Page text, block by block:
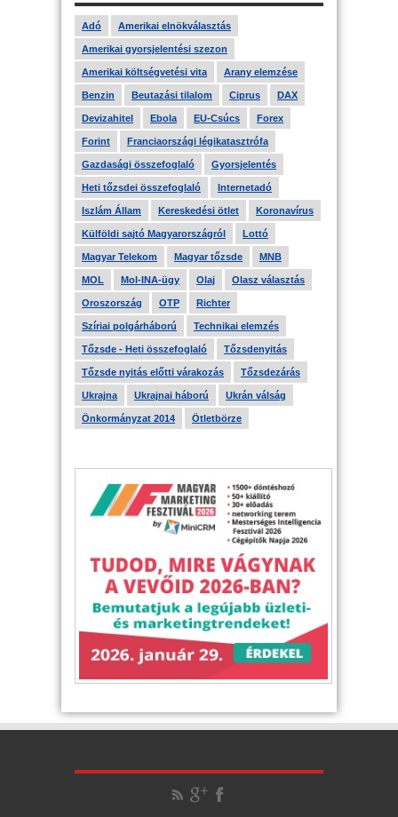
Adó Amerikai elnökválasztás
Amerikai gyorsjelentési szezon
Amerikai költségvetési vita Arany elemzése
Benzin Beutazási tilalom Ciprus DAX
Devizahitel Ebola EU-Csúcs Forex
Forint Franciaországi légikatasztrófa
Gazdasági összefoglaló Gyorsjelentés
Heti tőzsdei összefoglaló Internetadó
Iszlám Állam Kereskedési ötlet Koronavírus
Külföldi sajtó Magyarországról Lottó
Magyar Telekom Magyar tőzsde MNB
MOL Mol-INA-ügy Olaj Olasz választás
Oroszország OTP Richter
Szíriai polgárháború Technikai elemzés
Tőzsde - Heti összefoglaló Tőzsdenyitás
Tőzsde nyitás előtti várakozás Tőzsdezárás
Ukrajna Ukrajnai háború Ukrán válság
Önkormányzat 2014 Ötletbörze